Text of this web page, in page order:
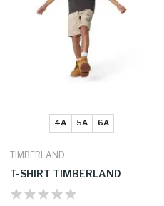
4A 5A 6A
TIMBERLAND
T-SHIRT TIMBERLAND